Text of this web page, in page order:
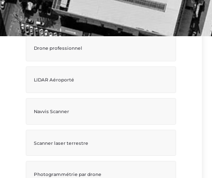
Mobile Mapping
Drone professionnel
LIDAR Aéroporté
Navvis Scanner
Scanner laser terrestre
Photogrammétrie par drone